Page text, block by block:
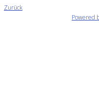
Zurück
Powered